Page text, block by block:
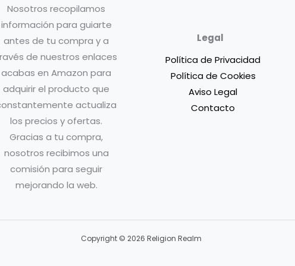
Nosotros recopilamos
información para guiarte
antes de tu compra y a
de nuestros enlaces
acabas en Amazon para
adquirir el producto que
actualiza
los precios y ofertas.
Gracias a tu compra,
nosotros recibimos una
comisión para seguir
mejorando la web.
Legal
Política de Privacidad
Política de Cookies
Aviso Legal
Contacto
Copyright © 2026 Religion Realm